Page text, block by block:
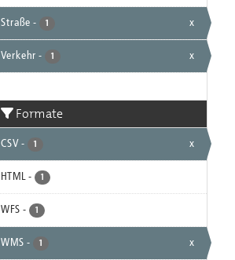
Straße - 1 x
Verkehr - 1 x
Formate
CSV - 1 x
HTML - 1
WFS - 1
WMS - 1 x